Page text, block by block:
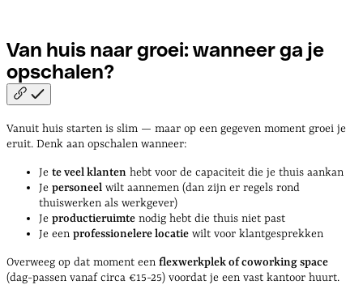
Van huis naar groei: wanneer ga je
opschalen?
Vanuit huis starten is slim — maar op een gegeven moment groei je
eruit. Denk aan opschalen wanneer:
Je te veel klanten hebt voor de capaciteit die je thuis aankan
Je personeel wilt aannemen (dan zijn er regels rond
thuiswerken als werkgever)
Je productieruimte nodig hebt die thuis niet past
Je een professionelere locatie wilt voor klantgesprekken
Overweeg op dat moment een flexwerkplek of coworking space
(dag-passen vanaf circa €15-25) voordat je een vast kantoor huurt.